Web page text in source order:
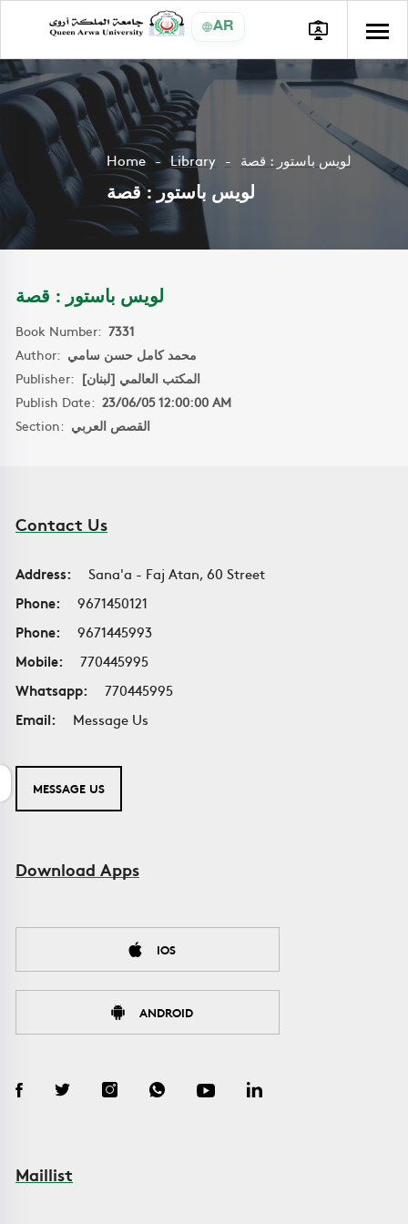
AR
Home Library لويس باستور : قصة
لويس باستور : قصة
لويس باستور : قصة
Book Number: 7331
Author: محمد كامل حسن سامي
Publisher: المكتب العالمي [لبنان]
Publish Date: 23/06/05 12:00:00 AM
Section: القصص العربي
Contact Us
Address:
Sana'a - Faj Atan, 60 Street
Phone:
9671450121
Phone:
9671445993
Mobile:
770445995
Whatsapp:
770445995
Email:
Message Us
MESSAGE US
Download Apps
IOS
ANDROID
Maillist